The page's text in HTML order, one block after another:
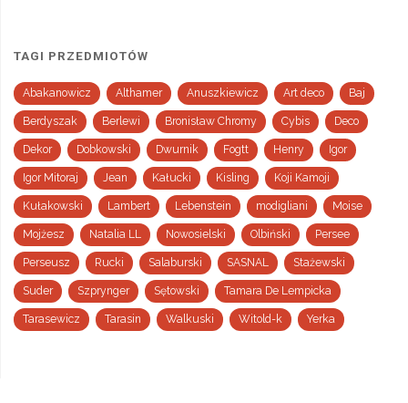
TAGI PRZEDMIOTÓW
Abakanowicz Althamer Anuszkiewicz Art deco Baj
Berdyszak Berlewi Bronisław Chromy Cybis Deco
Dekor Dobkowski Dwurnik Fogtt Henry Igor
Igor Mitoraj Jean Kałucki Kisling Koji Kamoji
Kułakowski Lambert Lebenstein modigliani Moise
Mojżesz Natalia LL Nowosielski Olbiński Persee
Perseusz Rucki Salaburski SASNAL Stażewski
Suder Szprynger Sętowski Tamara De Lempicka
Tarasewicz Tarasin Walkuski Witold-k Yerka